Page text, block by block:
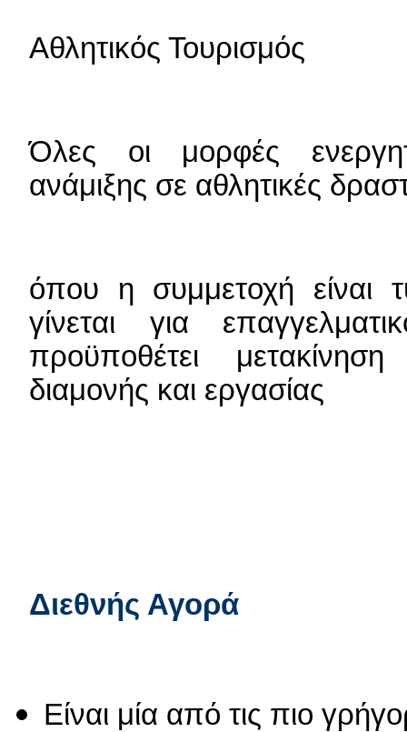
Αθλητικός Τουρισμός
Όλες οι μορφές
ανάμιξης σε αθλητικές
όπου η συμμετοχή είναι
γίνεται για
προϋποθέτει
διαμονής και εργασίας
Διεθνής Αγορά
Είναι μία από τις πιο